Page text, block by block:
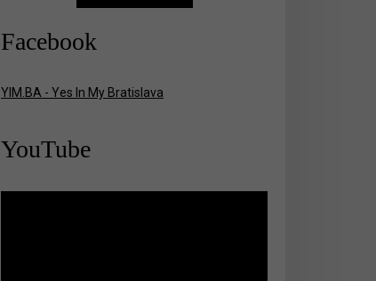
Facebook
YIM.BA - Yes In My Bratislava
YouTube